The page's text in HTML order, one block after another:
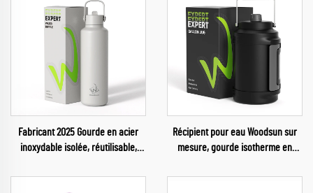
Fabricant 2025 Gourde en acier
inoxydable isolée, réutilisable,
Récipient pour eau Woodsun sur
mesure, gourde isotherme en